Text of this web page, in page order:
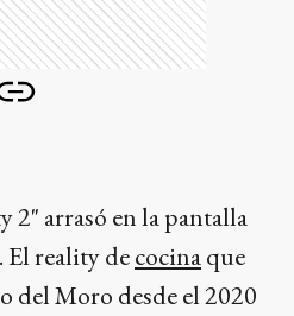
2" arrasó en la pantalla
El reality decocinaque
del Moro desde el 2020